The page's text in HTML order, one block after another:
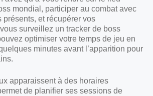
mondial, participer au combat avec
présents, et récupérer vos
surveillez un tracker de boss
optimiser votre temps de jeu en
minutes avant l’apparition pour
apparaissent à des horaires
de planifier ses sessions de